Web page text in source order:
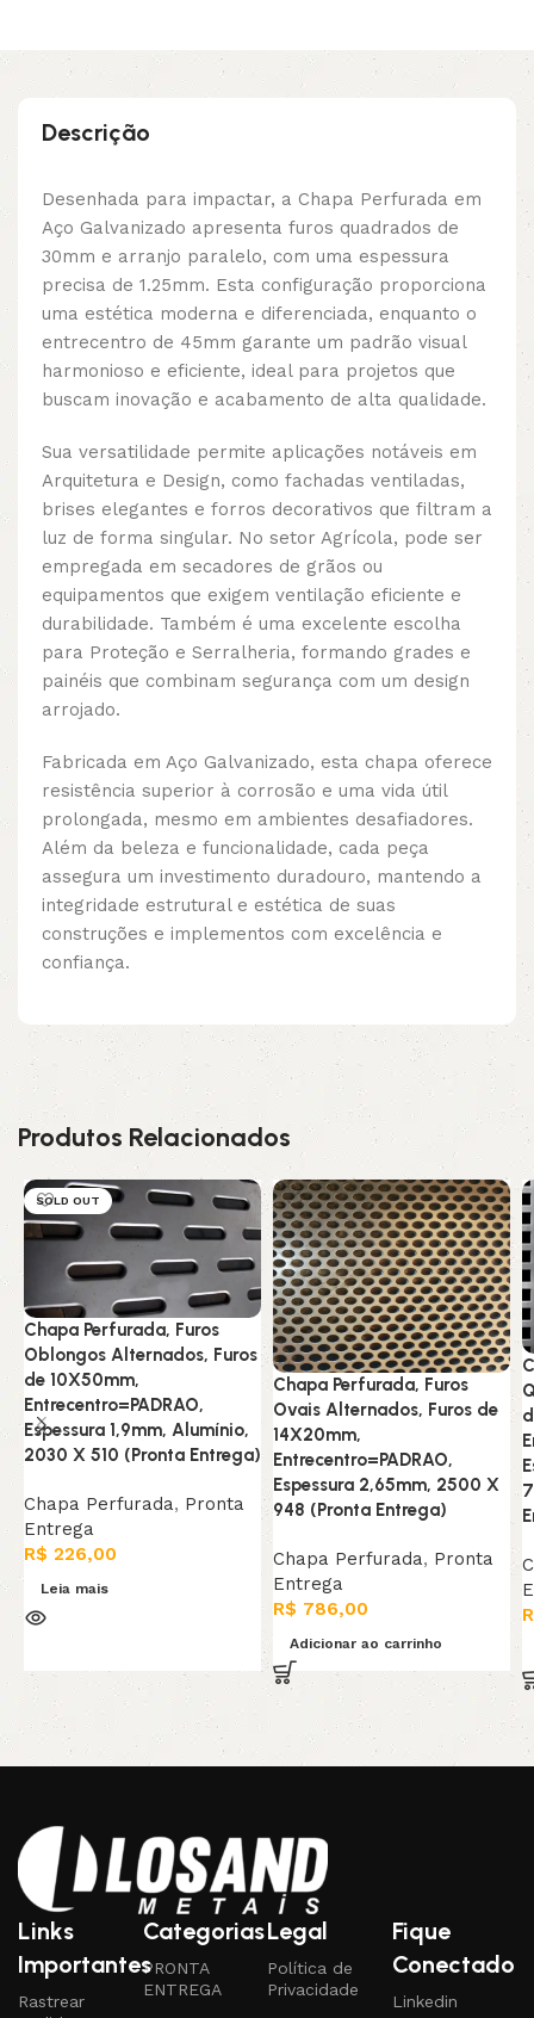
Descrição
Desenhada para impactar, a Chapa Perfurada em
Aço Galvanizado apresenta furos quadrados de
30mm e arranjo paralelo, com uma espessura
precisa de 1.25mm. Esta configuração proporciona
uma estética moderna e diferenciada, enquanto o
entrecentro de 45mm garante um padrão visual
harmonioso e eficiente, ideal para projetos que
buscam inovação e acabamento de alta qualidade.
Sua versatilidade permite aplicações notáveis em
Arquitetura e Design, como fachadas ventiladas,
brises elegantes e forros decorativos que filtram a
luz de forma singular. No setor Agrícola, pode ser
empregada em secadores de grãos ou
equipamentos que exigem ventilação eficiente e
durabilidade. Também é uma excelente escolha
para Proteção e Serralheria, formando grades e
painéis que combinam segurança com um design
arrojado.
Fabricada em Aço Galvanizado, esta chapa oferece
resistência superior à corrosão e uma vida útil
prolongada, mesmo em ambientes desafiadores.
Além da beleza e funcionalidade, cada peça
assegura um investimento duradouro, mantendo a
integridade estrutural e estética de suas
construções e implementos com excelência e
confiança.
Produtos Relacionados
SOLD OUT
Chapa Perfurada, Furos
Oblongos Alternados, Furos
de 10X50mm,
Entrecentro=PADRAO,
Espessura 1,9mm, Alumínio,
2030 X 510 (Pronta Entrega)
Chapa Perfurada, Pronta
Entrega
R$ 226,00
Leia mais
Chapa Perfurada, Furos
Ovais Alternados, Furos de
14X20mm,
Entrecentro=PADRAO,
Espessura 2,65mm, 2500 X
948 (Pronta Entrega)
Chapa Perfurada, Pronta
Entrega
R$ 786,00
Adicionar ao carrinho
Links
Importantes
Rastrear
Categorias
PRONTA
ENTREGA
Legal
Política de
Privacidade
Fique
Conectado
Linkedin